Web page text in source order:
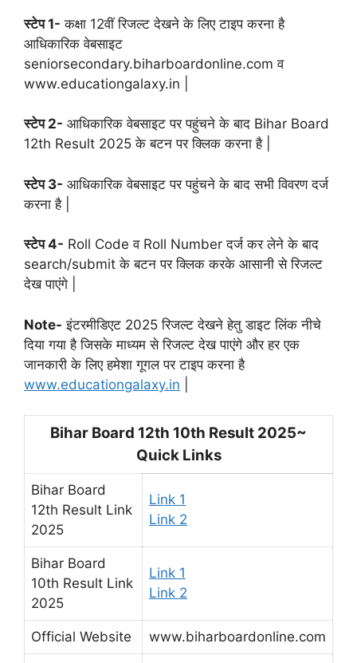
स्टेप 1- कक्षा 12वीं रिजल्ट देखने के लिए टाइप करना है
आधिकारिक वेबसाइट
seniorsecondary.biharboardonline.com व
www.educationgalaxy.in |
स्टेप 2- आधिकारिक वेबसाइट पर पहुंचने के बाद Bihar Board
12th Result 2025 के बटन पर क्लिक करना है |
स्टेप 3- आधिकारिक वेबसाइट पर पहुंचने के बाद सभी विवरण दर्ज
करना है |
स्टेप 4- Roll Code व Roll Number दर्ज कर लेने के बाद
search/submit के बटन पर क्लिक करके आसानी से रिजल्ट
देख पाएंगे |
Note- इंटरमीडिएट 2025 रिजल्ट देखने हेतु डाइट लिंक नीचे
दिया गया है जिसके माध्यम से रिजल्ट देख पाएंगे और हर एक
जानकारी के लिए हमेशा गूगल पर टाइप करना है
www.educationgalaxy.in
Bihar Board 12th 10th Result 2025~
Quick Links
Bihar Board
12th Result Link
2025
Link 1
Link 2
Bihar Board
10th Result Link
2025
Link 1
Link 2
Official Website www.biharboardonline.com